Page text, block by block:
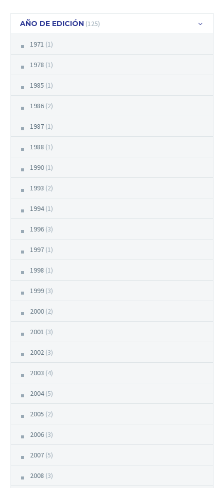
AÑO DE EDICIÓN (125)
1971 (1)
1978 (1)
1985 (1)
1986 (2)
1987 (1)
1988 (1)
1990 (1)
1993 (2)
1994 (1)
1996 (3)
1997 (1)
1998 (1)
1999 (3)
2000 (2)
2001 (3)
2002 (3)
2003 (4)
2004 (5)
2005 (2)
2006 (3)
2007 (5)
2008 (3)